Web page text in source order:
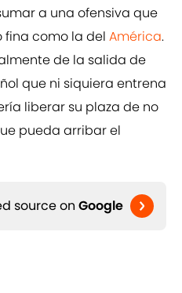
a una ofensiva que
fina como la del América.
de la salida de
que ni siquiera entrena
liberar su plaza de no
pueda arribar el
source on Google